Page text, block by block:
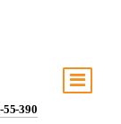
55-390